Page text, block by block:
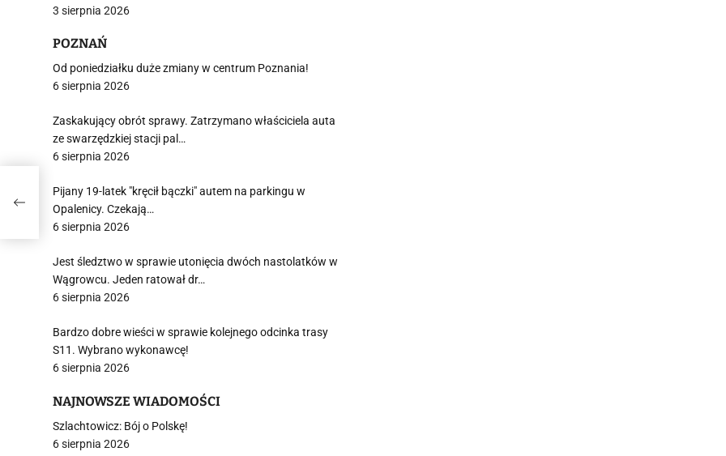
3 sierpnia 2026
POZNAŃ
Od poniedziałku duże zmiany w centrum Poznania!
6 sierpnia 2026
Zaskakujący obrót sprawy. Zatrzymano właściciela auta
ze swarzędzkiej stacji pal…
6 sierpnia 2026
Pijany 19-latek "kręcił bączki" autem na parkingu w
Opalenicy. Czekają…
6 sierpnia 2026
Jest śledztwo w sprawie utonięcia dwóch nastolatków w
Wągrowcu. Jeden ratował dr…
6 sierpnia 2026
Bardzo dobre wieści w sprawie kolejnego odcinka trasy
S11. Wybrano wykonawcę!
6 sierpnia 2026
NAJNOWSZE WIADOMOŚCI
Szlachtowicz: Bój o Polskę!
6 sierpnia 2026